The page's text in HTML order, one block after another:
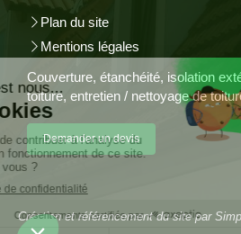
Plan du site
Mentions légales
Couverture, étanchéité, isolation
toiture, entretien / nettoyage de
Demander un devis
Création et référencement du site par